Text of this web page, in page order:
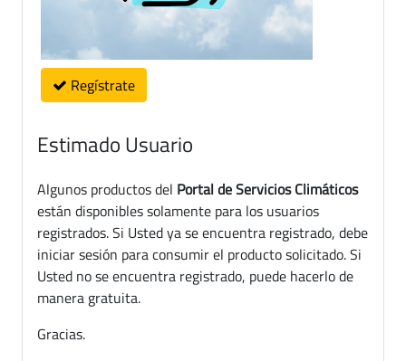
Regístrate
Estimado Usuario
Algunos productos del Portal de Servicios Climáticos
están disponibles solamente para los usuarios
registrados. Si Usted ya se encuentra registrado, debe
iniciar sesión para consumir el producto solicitado. Si
Usted no se encuentra registrado, puede hacerlo de
manera gratuita.
Gracias.